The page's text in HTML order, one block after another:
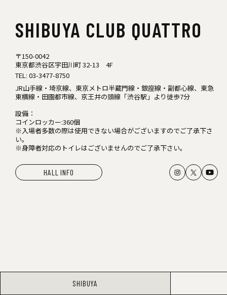
SHIBUYA CLUB QUATTRO
〒150-0042
東京都渋谷区宇田川町 32-13 4F
TEL: 03-3477-8750
JR山手線・埼京線、東京メトロ半蔵門線・銀座線・副都心線、東急
東横線・田園都市線、京王井の頭線「渋谷駅」より徒歩7分
設備：
コインロッカー:360個
※入場者多数の際は使用できない場合がございますのでご了承下さ
い。
※身障者対応のトイレはございませんのでご了承下さい。
HALL INFO
SHIBUYA